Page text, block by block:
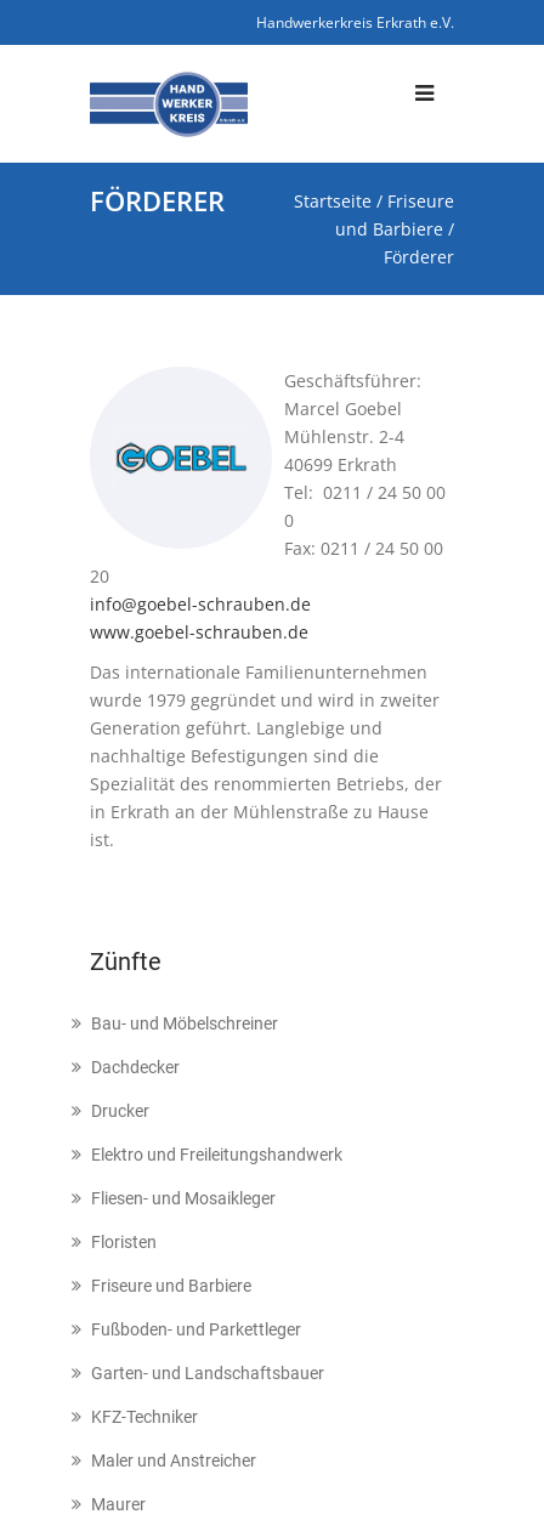
Handwerkerkreis Erkrath e.V.
FÖRDERER Startseite / Friseure
und Barbiere /
Förderer
Geschäftsführer:
Marcel Goebel
Mühlenstr. 2-4
40699 Erkrath
Tel: 0211 / 24 50 00
0
Fax: 0211 / 24 50 00
20
info@goebel-schrauben.de
www.goebel-schrauben.de
Das internationale Familienunternehmen
wurde 1979 gegründet und wird in zweiter
Generation geführt. Langlebige und
nachhaltige Befestigungen sind die
Spezialität des renommierten Betriebs, der
in Erkrath an der Mühlenstraße zu Hause
ist.
Zünfte
Bau- und Möbelschreiner
Dachdecker
Drucker
Elektro und Freileitungshandwerk
Fliesen- und Mosaikleger
Floristen
Friseure und Barbiere
Fußboden- und Parkettleger
Garten- und Landschaftsbauer
KFZ-Techniker
Maler und Anstreicher
Maurer